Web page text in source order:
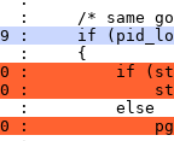
:     /* same
:     if
:     {
:         if
:
:         else
: